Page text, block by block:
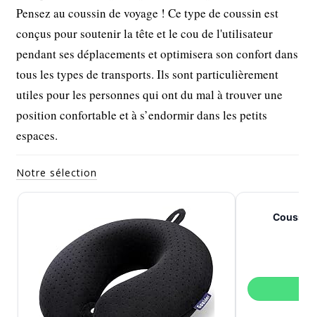
Pensez au coussin de voyage ! Ce type de coussin est
conçus pour soutenir la tête et le cou de l'utilisateur
pendant ses déplacements et optimisera son confort dans
tous les types de transports. Ils sont particulièrement
utiles pour les personnes qui ont du mal à trouver une
position confortable et à s’endormir dans les petits
espaces.
Notre sélection
Coussin